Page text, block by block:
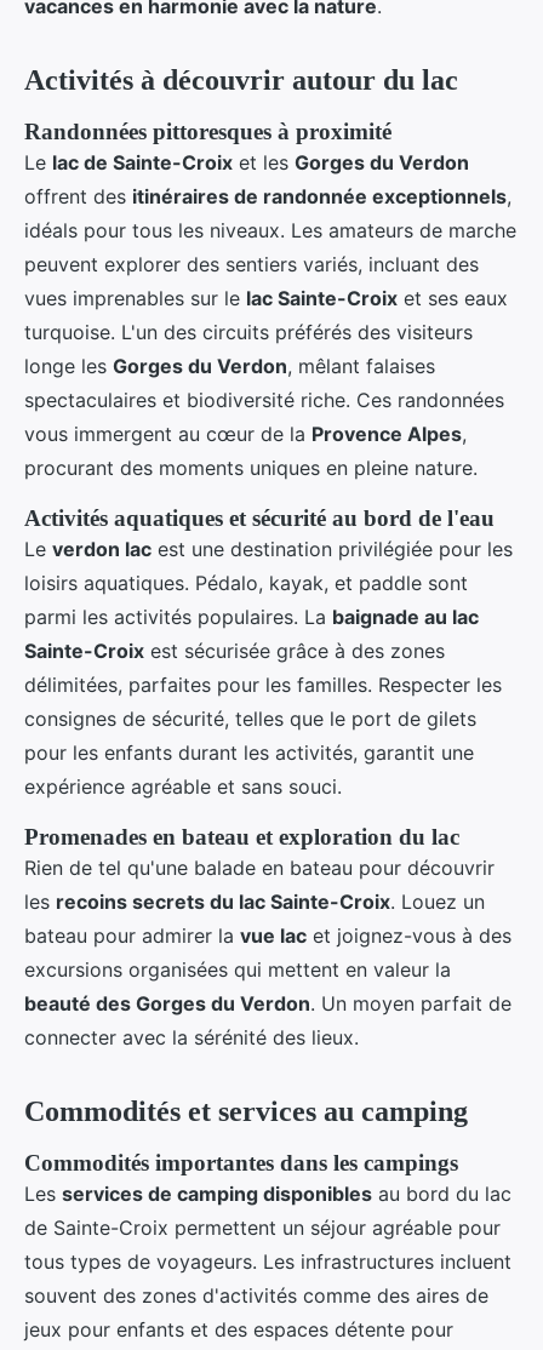
vacances en harmonie avec la nature.
Activités à découvrir autour du lac
Randonnées pittoresques à proximité
Le lac de Sainte-Croix et les Gorges du Verdon
offrent des itinéraires de randonnée exceptionnels,
idéals pour tous les niveaux. Les amateurs de marche
peuvent explorer des sentiers variés, incluant des
vues imprenables sur le lac Sainte-Croix et ses eaux
turquoise. L'un des circuits préférés des visiteurs
longe les Gorges du Verdon, mêlant falaises
spectaculaires et biodiversité riche. Ces randonnées
vous immergent au cœur de la Provence Alpes,
procurant des moments uniques en pleine nature.
Activités aquatiques et sécurité au bord de l'eau
Le verdon lac est une destination privilégiée pour les
loisirs aquatiques. Pédalo, kayak, et paddle sont
parmi les activités populaires. La baignade au lac
Sainte-Croix est sécurisée grâce à des zones
délimitées, parfaites pour les familles. Respecter les
consignes de sécurité, telles que le port de gilets
pour les enfants durant les activités, garantit une
expérience agréable et sans souci.
Promenades en bateau et exploration du lac
Rien de tel qu'une balade en bateau pour découvrir
les recoins secrets du lac Sainte-Croix. Louez un
bateau pour admirer la vue lac et joignez-vous à des
excursions organisées qui mettent en valeur la
beauté des Gorges du Verdon. Un moyen parfait de
connecter avec la sérénité des lieux.
Commodités et services au camping
Commodités importantes dans les campings
Les services de camping disponibles au bord du lac
de Sainte-Croix permettent un séjour agréable pour
tous types de voyageurs. Les infrastructures incluent
souvent des zones d'activités comme des aires de
jeux pour enfants et des espaces détente pour